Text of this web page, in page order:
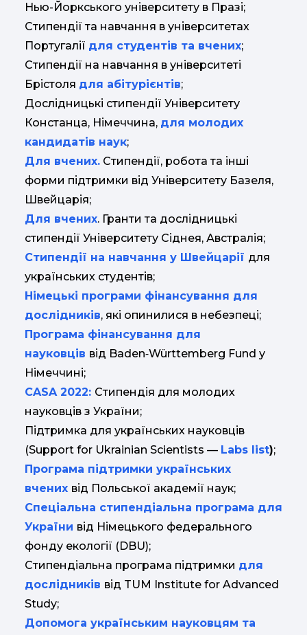
Нью-Йоркського університету в Празі;
Стипендії та навчання в університетах
Португалії для студентів та вчених;
Стипендії на навчання в університеті
Брістоля для абітурієнтів;
Дослідницькі стипендії Університету
Констанца, Німеччина, для молодих
кандидатів наук;
Для вчених. Стипендії, робота та інші
форми підтримки від Університету Базеля,
Швейцарія;
Для вчених. Гранти та дослідницькі
стипендії Університету Сіднея, Австралія;
Стипендії на навчання у Швейцарії для
українських студентів;
Німецькі програми фінансування для
дослідників, які опинилися в небезпеці;
Програма фінансування для
науковців від Baden‐Württemberg Fund у
Німеччині;
CASA 2022: Стипендія для молодих
науковців з України;
Підтримка для українських науковців
(Support for Ukrainian Scientists — Labs list);
Програма підтримки українських
вчених від Польської академії наук;
Спеціальна стипендіальна програма для
України від Німецького федерального
фонду екології (DBU);
Стипендіальна програма підтримки для
дослідників від TUM Institute for Advanced
Study;
Допомога українським науковцям та